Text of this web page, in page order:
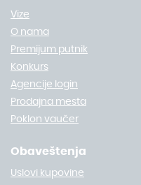
Vize
O nama
Premijum putnik
Konkurs
Agencije login
Prodajna mesta
Poklon vaučer
Obaveštenja
Uslovi kupovine